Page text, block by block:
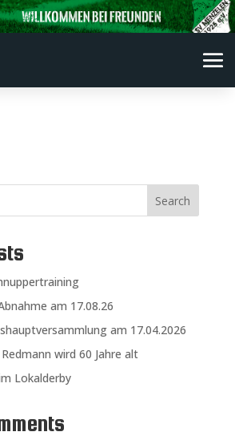
Search
am 17.08.26
am 17.04.2026
wird 60 Jahre alt
Lokalderby